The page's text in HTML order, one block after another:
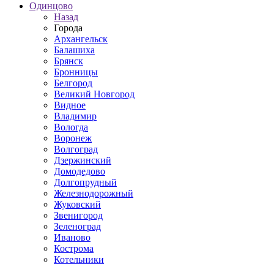
Одинцово
Назад
Города
Архангельск
Балашиха
Брянск
Бронницы
Белгород
Великий Новгород
Видное
Владимир
Вологда
Воронеж
Волгоград
Дзержинский
Домодедово
Долгопрудный
Железнодорожный
Жуковский
Звенигород
Зеленоград
Иваново
Кострома
Котельники